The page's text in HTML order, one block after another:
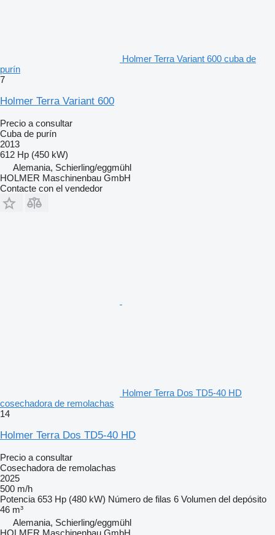
Holmer Terra Variant 600 cuba de
purín
7
Holmer Terra Variant 600
Precio a consultar
Cuba de purín
2013
612 Hp (450 kW)
Alemania, Schierling/eggmühl
HOLMER Maschinenbau GmbH
Contacte con el vendedor
Holmer Terra Dos TD5-40 HD
cosechadora de remolachas
14
Holmer Terra Dos TD5-40 HD
Precio a consultar
Cosechadora de remolachas
2025
500 m/h
Potencia 653 Hp (480 kW) Número de filas 6 Volumen del depósito
46 m³
Alemania, Schierling/eggmühl
HOLMER Maschinenbau GmbH